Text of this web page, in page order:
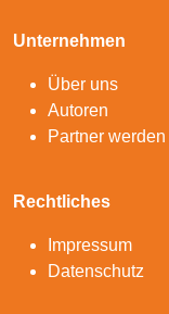
Unternehmen
Über uns
Autoren
Partner werden
Rechtliches
Impressum
Datenschutz